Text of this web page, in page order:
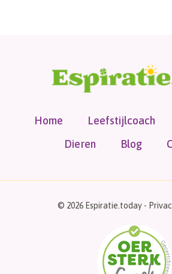
Home Leefstijlcoach
Dieren
Blog
© 2026 Espiratie.today -